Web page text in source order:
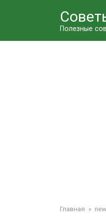
Полезные
Главная » new